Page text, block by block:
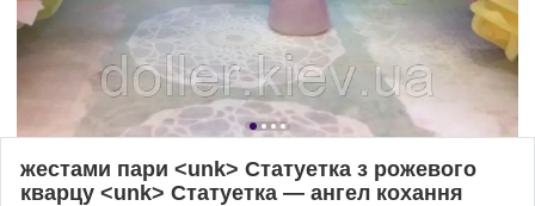
жестами пари <unk> Статуетка з рожевого
кварцу <unk> Статуетка — ангел кохання